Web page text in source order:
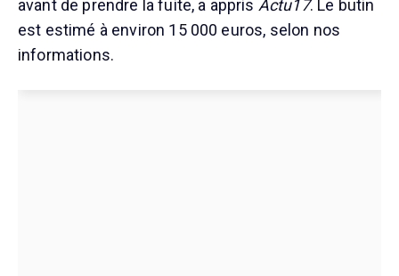
avant de prendre la fuite, a appris Actu17. Le butin
est estimé à environ 15 000 euros, selon nos
informations.